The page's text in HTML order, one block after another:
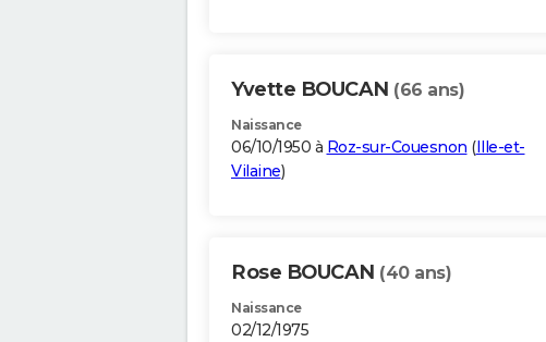
Yvette BOUCAN (66 ans)
Naissance
06/10/1950 à Roz-sur-Couesnon (Ille-et-
Vilaine)
Rose BOUCAN (40 ans)
Naissance
02/12/1975